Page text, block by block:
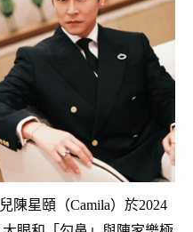
陳星頤（Camila）於2024